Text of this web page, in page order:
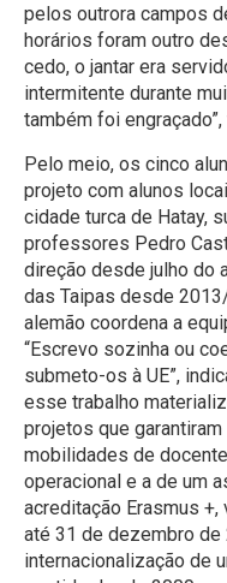
pelos outrora campos
horários foram outro
cedo, o jantar era
intermitente durante
também foi
Pelo meio, os cinco
projeto com alunos
cidade turca de Hatay,
professores Pedro
direção desde julho do
das Taipas desde
alemão coordena a
“Escrevo sozinha ou
submeto-os à UE”,
esse trabalho
projetos que
mobilidades de
operacional e a de um
acreditação Erasmus
até 31 de dezembro de
internacionalização de